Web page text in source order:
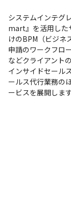
システムインテグ
mart』を活用した
けのBPM（ビジネ
申請のワークフロ
などクライアント
インサイドセール
ールス代行業務の
ービスを展開します